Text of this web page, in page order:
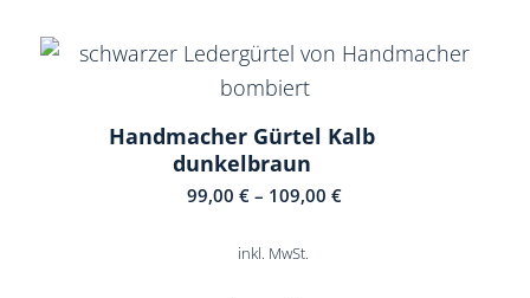
Handmacher Gürtel Kalb
dunkelbraun
99,00€ – 109,00€
inkl. MwSt.